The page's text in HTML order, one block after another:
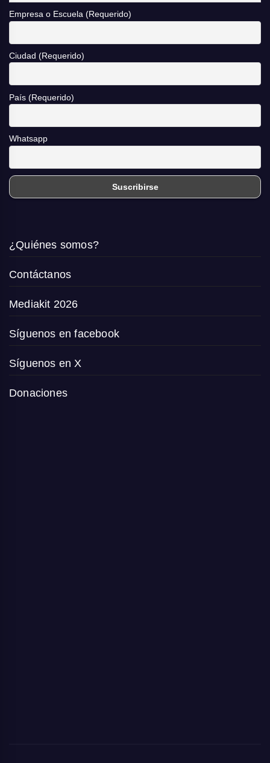
Empresa o Escuela (Requerido)
Ciudad (Requerido)
País (Requerido)
Whatsapp
¿Quiénes somos?
Contáctanos
Mediakit 2026
Síguenos en facebook
Síguenos en X
Donaciones